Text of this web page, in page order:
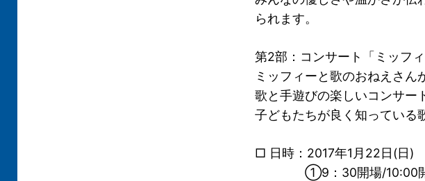
られます。
第2部：コンサート「ミッフィ
ミッフィーと歌のおねえさん
歌と手遊びの楽しいコンサー
子どもたちが良く知っている
□ 日時：2017年1月22日(日)
①9：30開場/10:00開演